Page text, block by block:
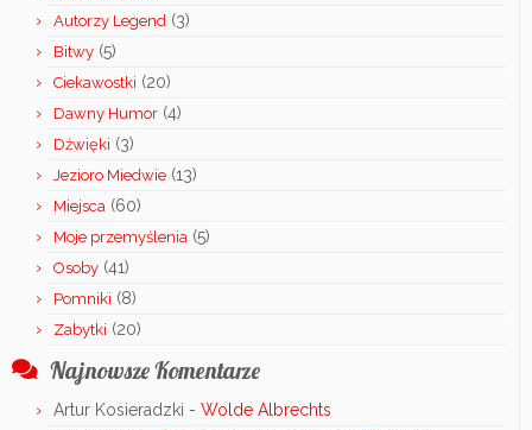
Autorzy Legend (3)
Bitwy (5)
Ciekawostki (20)
Dawny Humor (4)
Dźwięki (3)
Jezioro Miedwie (13)
Miejsca (60)
Moje przemyślenia (5)
Osoby (41)
Pomniki (8)
Zabytki (20)
Najnowsze Komentarze
Artur Kosieradzki - Wolde Albrechts